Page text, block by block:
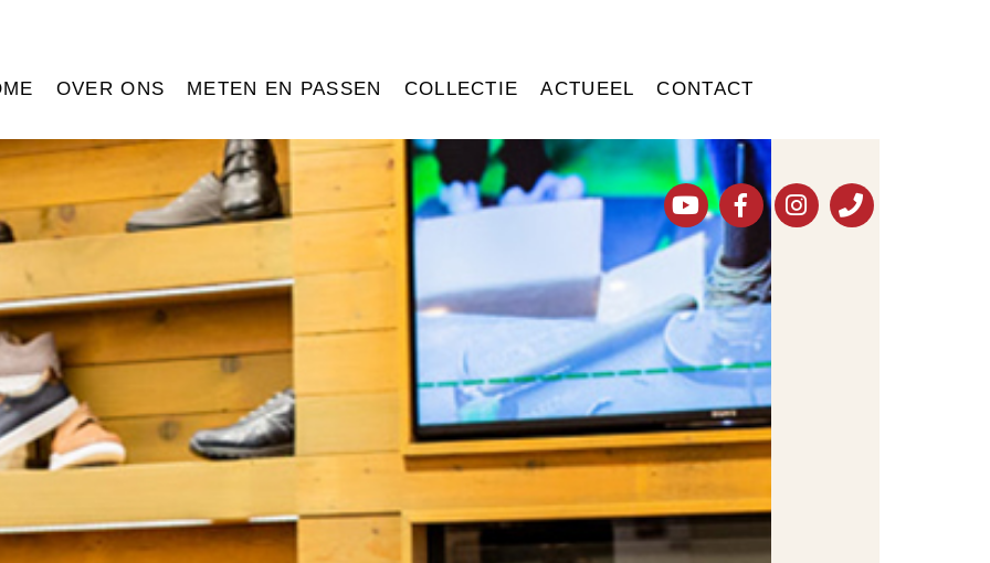
OVER ONS METEN EN PASSEN COLLECTIE ACTUEEL CONTACT